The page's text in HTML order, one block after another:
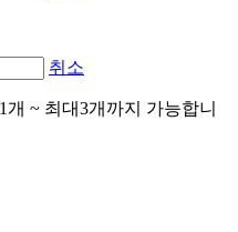
취소
~ 최대3개까지 가능합니